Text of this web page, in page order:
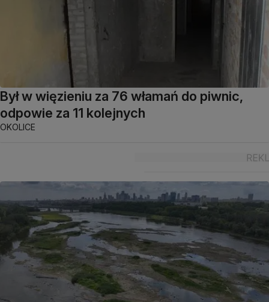
Był w więzieniu za 76 włamań do piwnic,
odpowie za 11 kolejnych
OKOLICE